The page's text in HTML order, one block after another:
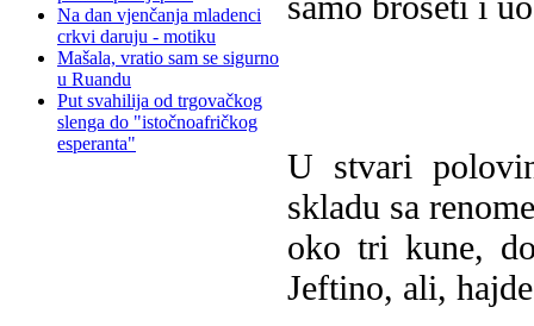
Na dan vjenčanja mladenci
crkvi daruju - motiku
Mašala, vratio sam se sigurno
u Ruandu
Put svahilija od trgovačkog
slenga do "istočnoafričkog
esperanta"
U stvari
skladu sa
oko tri kune,
Jeftino, ali,